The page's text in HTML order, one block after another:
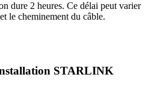
dure 2 heures. Ce délai peut varier
le cheminement du câble.
STARLINK